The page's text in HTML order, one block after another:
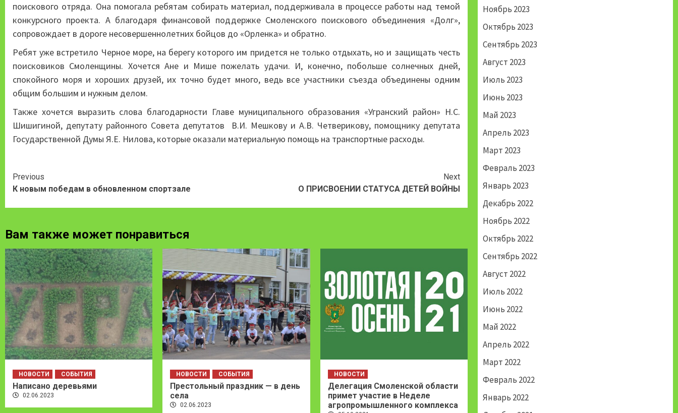
поискового отряда. Она помогала ребятам собирать материал, поддерживала в процессе работы над темой
конкурсного проекта. А благодаря финансовой поддержке Смоленского поискового объединения «Долг»,
сопровождает в дороге несовершеннолетних бойцов до «Орленка» и обратно.
Ребят уже встретило Черное море, на берегу которого им придется не только отдыхать, но и защищать честь
поисковиков Смоленщины. Хочется Ане и Мише пожелать удачи. И, конечно, побольше солнечных дней,
спокойного моря и хороших друзей, их точно будет много, ведь все участники съезда объединены одним
общим большим и нужным делом.
Также хочется выразить слова благодарности Главе муниципального образования «Угранский район» Н.С.
Шишигиной, депутату районного Совета депутатов В.И. Мешкову и А.В. Четверикову, помощнику депутата
Государственной Думы Я.Е. Нилова, которые оказали материальную помощь на транспортные расходы.
Continue
Reading
Previous
К новым победам в обновленном спортзале
Next
О ПРИСВОЕНИИ СТАТУСА ДЕТЕЙ ВОЙНЫ
Вам также может понравиться
НОВОСТИ СОБЫТИЯ
Написано деревьями
02.06.2023
НОВОСТИ СОБЫТИЯ
Престольный праздник — в день
села
02.06.2023
НОВОСТИ
Делегация Смоленской области
примет участие в Неделе
агропромышленного комплекса
Ноябрь 2023
Октябрь 2023
Сентябрь 2023
Август 2023
Июль 2023
Июнь 2023
Май 2023
Апрель 2023
Март 2023
Февраль 2023
Январь 2023
Декабрь 2022
Ноябрь 2022
Октябрь 2022
Сентябрь 2022
Август 2022
Июль 2022
Июнь 2022
Май 2022
Апрель 2022
Март 2022
Февраль 2022
Январь 2022